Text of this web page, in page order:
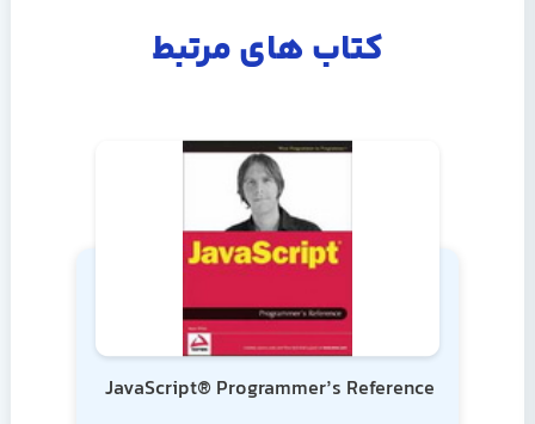
کتاب های مرتبط
JavaScript® Programmer’s Reference